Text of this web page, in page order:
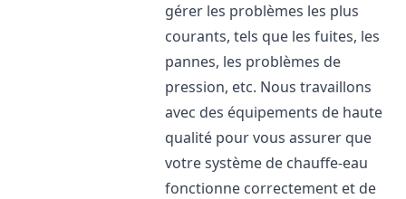
gérer les problèmes les plus
courants, tels que les fuites, les
pannes, les problèmes de
pression, etc. Nous travaillons
avec des équipements de haute
qualité pour vous assurer que
votre système de chauffe-eau
fonctionne correctement et de